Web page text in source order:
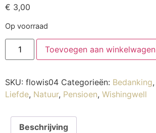
€ 3,00
Op voorraad
Toevoegen aan winkelwagen
SKU: flowis04 Categorieën: Bedanking,
Liefde, Natuur, Pensioen, Wishingwell
Beschrijving